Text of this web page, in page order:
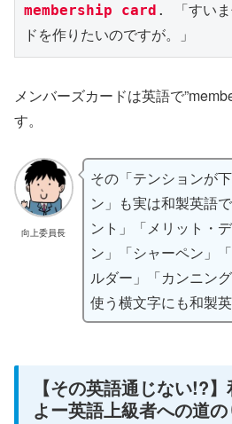
membership card . 「すいま
ドを作りたいのですが。」
メンバーズカードは英語で
す。
向上委員長
その「テンションが
ン」も実は和製英語
ント」「メリット・
ン」「シャーペン」
ルダー」「カンニン
使う横文字にも和製
【その英語通じない!?
よー英語上級者への道